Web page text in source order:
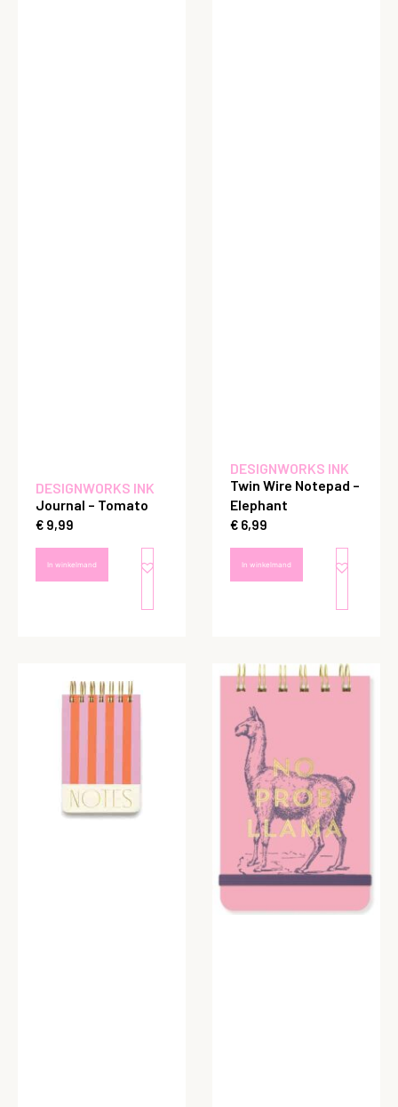
DESIGNWORKS INK
Journal – Tomato
€ 9,99
In winkelmand
DESIGNWORKS INK
Twin Wire Notepad –
Elephant
€ 6,99
In winkelmand